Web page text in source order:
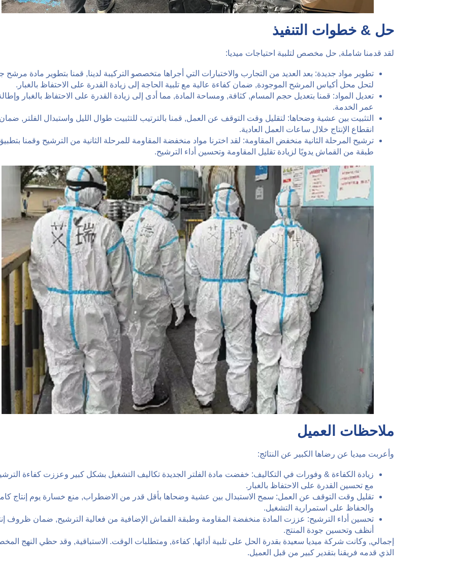
حل & خطوات التنفيذ
لقد قدمنا ​​شاملة, حل مخصص لتلبية احتياجات ميديا:
تطوير مواد جديدة: بعد العديد من التجارب والاختبارات التي أجراها متخصصو التركيبة لدينا, قمنا بتطوير مادة مرشح
لتحل محل أكياس المرشح الموجودة, ضمان كفاءة عالية مع تلبية الحاجة إلى زيادة القدرة على الاحتفاظ بالغبار.
تعديل المواد: قمنا بتعديل حجم المسام, كثافة, ومساحة المادة, مما أدى إلى زيادة القدرة على الاحتفاظ بالغبار
عمر الخدمة.
التثبيت بين عشية وضحاها: لتقليل وقت التوقف عن العمل, قمنا بالترتيب للتثبيت طوال الليل واستبدال الفلتر,
انقطاع الإنتاج خلال ساعات العمل العادية.
ترشيح المرحلة الثانية منخفض المقاومة: لقد اخترنا مواد منخفضة المقاومة للمرحلة الثانية من الترشيح وقمنا
طبقة من القماش يدويًا لزيادة تقليل المقاومة وتحسين أداء الترشيح.
ملاحظات العميل
وأعربت ميديا ​​عن رضاها الكبير عن النتائج:
زيادة الكفاءة & وفورات في التكاليف: خفضت مادة الفلتر الجديدة تكاليف التشغيل بشكل كبير وعززت كفاءة
مع تحسين القدرة على الاحتفاظ بالغبار.
تقليل وقت التوقف عن العمل: سمح الاستبدال بين عشية وضحاها بأقل قدر من الاضطراب, منع خسارة يوم إنتاج
والحفاظ على استمرارية التشغيل.
تحسين أداء الترشيح: عززت المادة منخفضة المقاومة وطبقة القماش الإضافية من فعالية الترشيح, ضمان ظروف
أنظف وتحسين جودة المنتج.
إجمالي, وكانت شركة ميديا ​​سعيدة بقدرة الحل على تلبية أدائها, كفاءة, ومتطلبات الوقت. الاستباقية, وقد حظي النهج
الذي قدمه فريقنا بتقدير كبير من قبل العميل.